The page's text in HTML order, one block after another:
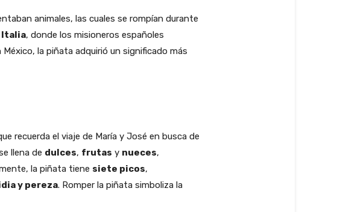
animales, las cuales se rompían durante
Italia, donde los misioneros españoles
México, la piñata adquirió un significado más
recuerda el viaje de María y José en busca de
llena de dulces, frutas y nueces,
la piñata tiene siete picos,
y pereza. Romper la piñata simboliza la